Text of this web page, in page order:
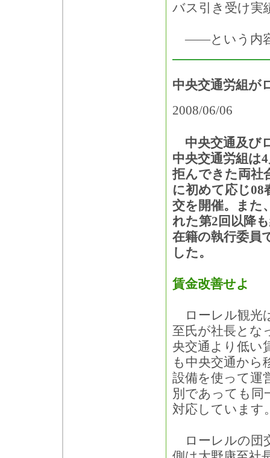
バス引き受け実
――という内
中央交通労組が
2008/06/06
中央交通及び
中央交通労組は
拒んできた両社
に初めて応じ08
交を開催。また
れた第2回以降
在籍の執行委員
した。
賃金改善せよ
ローレル観光
至氏が社長とな
央交通より低い
も中央交通から
設備を使って運
別であっても同
対応しています
ローレルの団